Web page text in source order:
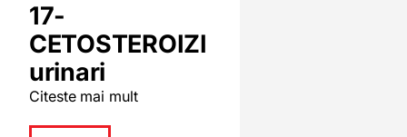
17-
CETOSTEROIZI
urinari
Citeste mai mult